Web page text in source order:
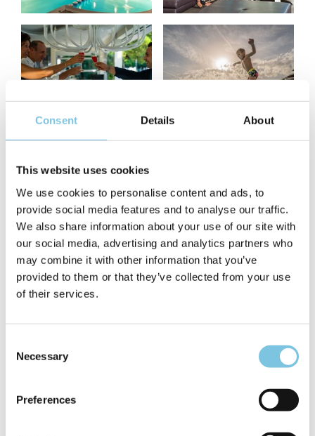
Consent Details About
This website uses cookies
We use cookies to personalise content and ads, to
provide social media features and to analyse our traffic.
We also share information about your use of our site with
our social media, advertising and analytics partners who
may combine it with other information that you’ve
provided to them or that they’ve collected from your use
of their services.
Selection
Necessary
Preferences